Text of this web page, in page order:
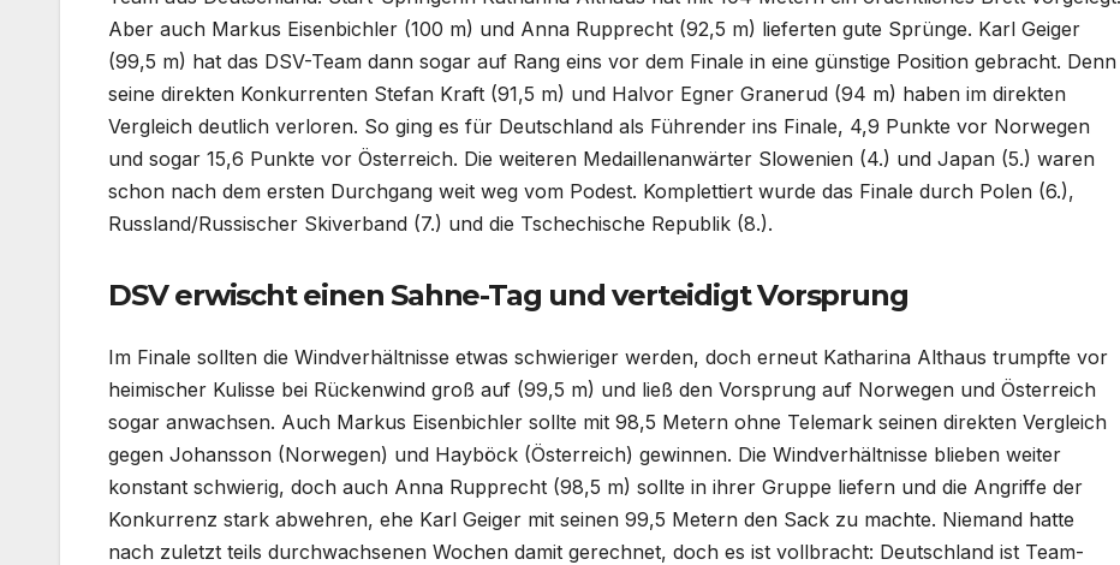
Aber auch Markus Eisenbichler (100 m) und Anna Rupprecht (92,5 m) lieferten gute Sprünge. Karl Geiger
(99,5 m) hat das DSV-Team dann sogar auf Rang eins vor dem Finale in eine günstige Position gebracht. Denn
seine direkten Konkurrenten Stefan Kraft (91,5 m) und Halvor Egner Granerud (94 m) haben im direkten
Vergleich deutlich verloren. So ging es für Deutschland als Führender ins Finale, 4,9 Punkte vor Norwegen
und sogar 15,6 Punkte vor Österreich. Die weiteren Medaillenanwärter Slowenien (4.) und Japan (5.) waren
schon nach dem ersten Durchgang weit weg vom Podest. Komplettiert wurde das Finale durch Polen (6.),
Russland/Russischer Skiverband (7.) und die Tschechische Republik (8.).
DSV erwischt einen Sahne-Tag und verteidigt Vorsprung
Im Finale sollten die Windverhältnisse etwas schwieriger werden, doch erneut Katharina Althaus trumpfte vor
heimischer Kulisse bei Rückenwind groß auf (99,5 m) und ließ den Vorsprung auf Norwegen und Österreich
sogar anwachsen. Auch Markus Eisenbichler sollte mit 98,5 Metern ohne Telemark seinen direkten Vergleich
gegen Johansson (Norwegen) und Hayböck (Österreich) gewinnen. Die Windverhältnisse blieben weiter
konstant schwierig, doch auch Anna Rupprecht (98,5 m) sollte in ihrer Gruppe liefern und die Angriffe der
Konkurrenz stark abwehren, ehe Karl Geiger mit seinen 99,5 Metern den Sack zu machte. Niemand hatte
nach zuletzt teils durchwachsenen Wochen damit gerechnet, doch es ist vollbracht: Deutschland ist Team-